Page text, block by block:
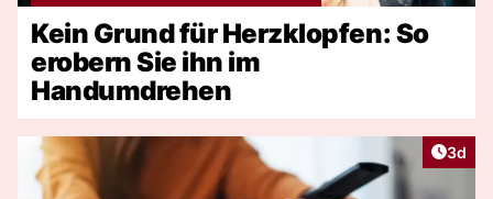
Kein Grund für Herzklopfen: So
erobern Sie ihn im
Handumdrehen
3d